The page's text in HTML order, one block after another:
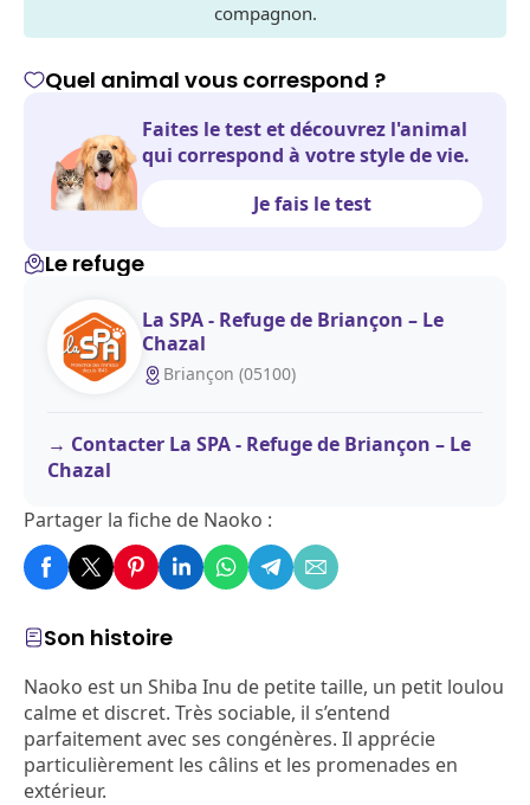
compagnon.
Son histoire
Naoko est un Shiba Inu de petite taille, un petit loulou
calme et discret. Très sociable, il s’entend
parfaitement avec ses congénères. Il apprécie
particulièrement les câlins et les promenades en
extérieur.
Quel animal vous correspond ?
Faites le test et découvrez l'animal
qui correspond à votre style de vie.
Je fais le test
Le refuge
La SPA - Refuge de Briançon – Le
Chazal
Briançon (05100)
Contacter La SPA - Refuge de Briançon – Le
Chazal
Partager la fiche de Naoko :